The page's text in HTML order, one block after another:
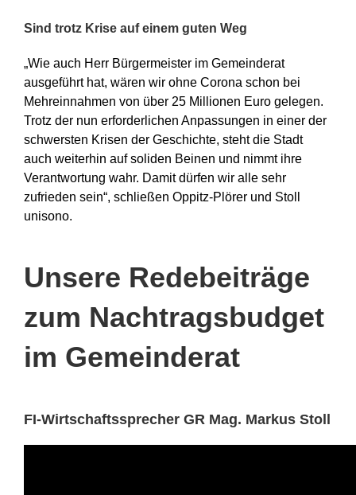
Sind trotz Krise auf einem guten Weg
„Wie auch Herr Bürgermeister im Gemeinderat
ausgeführt hat, wären wir ohne Corona schon bei
Mehreinnahmen von über 25 Millionen Euro gelegen.
Trotz der nun erforderlichen Anpassungen in einer der
schwersten Krisen der Geschichte, steht die Stadt
auch weiterhin auf soliden Beinen und nimmt ihre
Verantwortung wahr. Damit dürfen wir alle sehr
zufrieden sein“, schließen Oppitz-Plörer und Stoll
unisono.
Unsere Redebeiträge
zum Nachtragsbudget
im Gemeinderat
FI-Wirtschaftssprecher GR Mag. Markus Stoll